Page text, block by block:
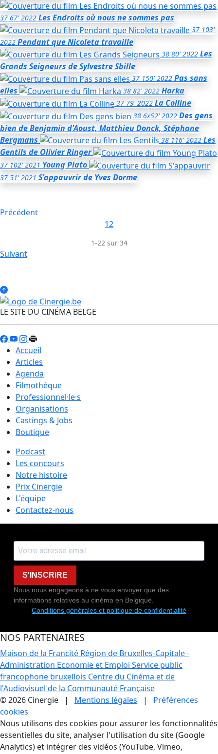
37 67' 2022 Les Endroits où nous ne sommes pas
37 103'
2022 Pendant que Nicoleta travaille
38 80' 2022 Les
Grands Seigneurs de Sylvestre Sbille
37 150' 2022 Pas sans
elles
38 82' 2022 Harka
37 79' 2022 La Colline
38 6x52' 2022 Des gens
bien de Benjamin d'Aoust, Matthieu Donck, Stéphane
Bergmans
38 116' 2022 Les
Gentils de Olivier Ringer
37 102' 2021 Young Plato
37 51' 2021 S'appauvrirde Yves Dorme
Précédent
12
1-22 sur 34
Suivant
LE SITE DU CINÉMA BELGE
Accueil
Articles
Agenda
Filmothèque
Professionnel·le·s
Organisations
Castings & Jobs
Boutique
Podcast
Les concours
Notre histoire
Prix Cinergie
L'équipe
Contactez-nous
S'INSCRIRE
Nous nous engageons à ne vous envoyer que des
informations relatives au cinéma en Belgique.
Conditions générales et politique de confidentialité
NOS PARTENAIRES
Maison de la Francité Région de Bruxelles-Capitale -
Administration Economie et Emploi Service public
francophone bruxellois Centre du Cinéma et de
l'Audiovisuel de la Communauté Française
© 2026 Cinergie | Mentions légales | Préférences
cookies
Gestion des Cookies
Nous utilisons des cookies pour assurer les fonctionnalités
essentielles du site, analyser l'utilisation du site (Google
Analytics) et intégrer des vidéos (YouTube, Vimeo,